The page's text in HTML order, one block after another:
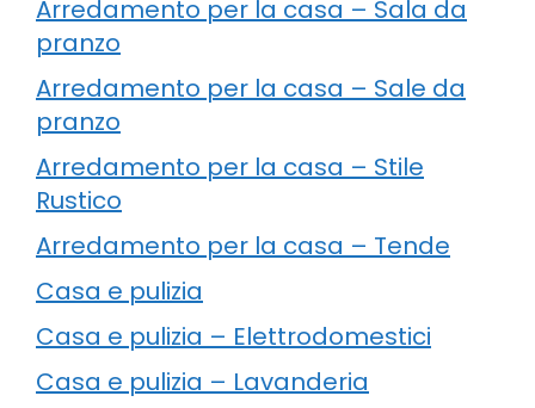
Arredamento per la casa – Sala da
pranzo
Arredamento per la casa – Sale da
pranzo
Arredamento per la casa – Stile
Rustico
Arredamento per la casa – Tende
Casa e pulizia
Casa e pulizia – Elettrodomestici
Casa e pulizia – Lavanderia